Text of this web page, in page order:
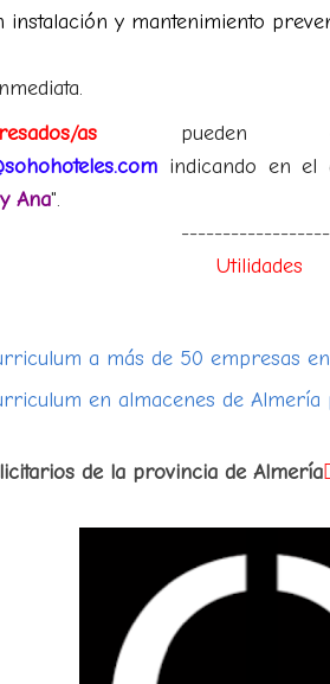
instalación y mantenimiento
as pueden
indicando en el
Ana".
Utilidades
a más de 50 empresas
en almacenes de Almería
de la provincia de Almería